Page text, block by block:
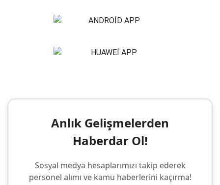
Anlık Gelişmelerden
Haberdar Ol!
Sosyal medya hesaplarımızı takip ederek
personel alımı ve kamu haberlerini kaçırma!